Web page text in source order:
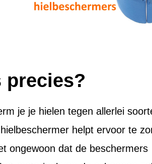
precies?
je je hielen tegen allerlei
helpt ervoor te
ongewoon dat de beschermers